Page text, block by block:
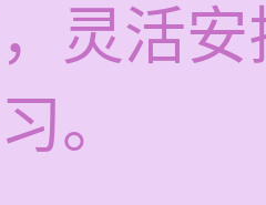
灵活
。